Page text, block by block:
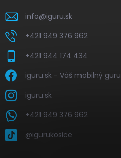
info@iguru.sk
+421 949 376 962
+421 944 174 434
iguru.sk - Váš mobilný guru
iguru.sk
+421 949 376 962
@igurukosice